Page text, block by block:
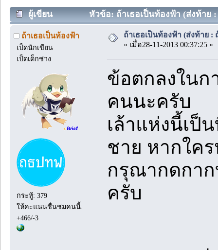
ผู้เขียน หัวข้อ: ถ้าเธอเป็นท้องฟ้า (ส่งท้าย :
ถ้าเธอเป็นท้องฟ้า
เป็ดนักเขียน
เป็ดเด็กช่าง
กระทู้: 379
ให้คะแนนชื่นชมคนนี้:
+466/-3
ถ้าเธอเป็นท้องฟ้า (ส่งท้าย :
« เมื่อ28-11-2013 00:37:25 »
ข้อตกลงในก
คนนะครับ
เล้าแห่งนี้เป็
ชาย หากใค
กรุณากดกา
ครับ